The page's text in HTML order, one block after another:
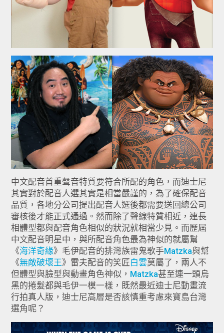
中文配音首重聲音特質要符合所配的角色，而迪士尼
其實對於配音人選其實是相當嚴謹的，為了確保配音
品質，各地分公司提出配音人選後都需要送回總公司
審核後才能正式通過。然而除了聲線特質相近，連長
相體型都與配音角色相似的狀況就相當少見。而歷屆
中文配音明星中，與所配音角色最為神似的就屬幫
《海洋奇緣》毛伊配音的排灣族雷鬼歌手Matzka與幫
《無敵破壞王》雷夫配音的笑匠白雲莫屬了，兩人不
但體型與臉型與動畫角色神似， Matzka甚至連一頭烏
黑的捲髮都與毛伊一模一樣，既然最近迪士尼動畫流
行拍真人版，迪士尼高層是否該慎重考慮來寶島台灣
選角呢？